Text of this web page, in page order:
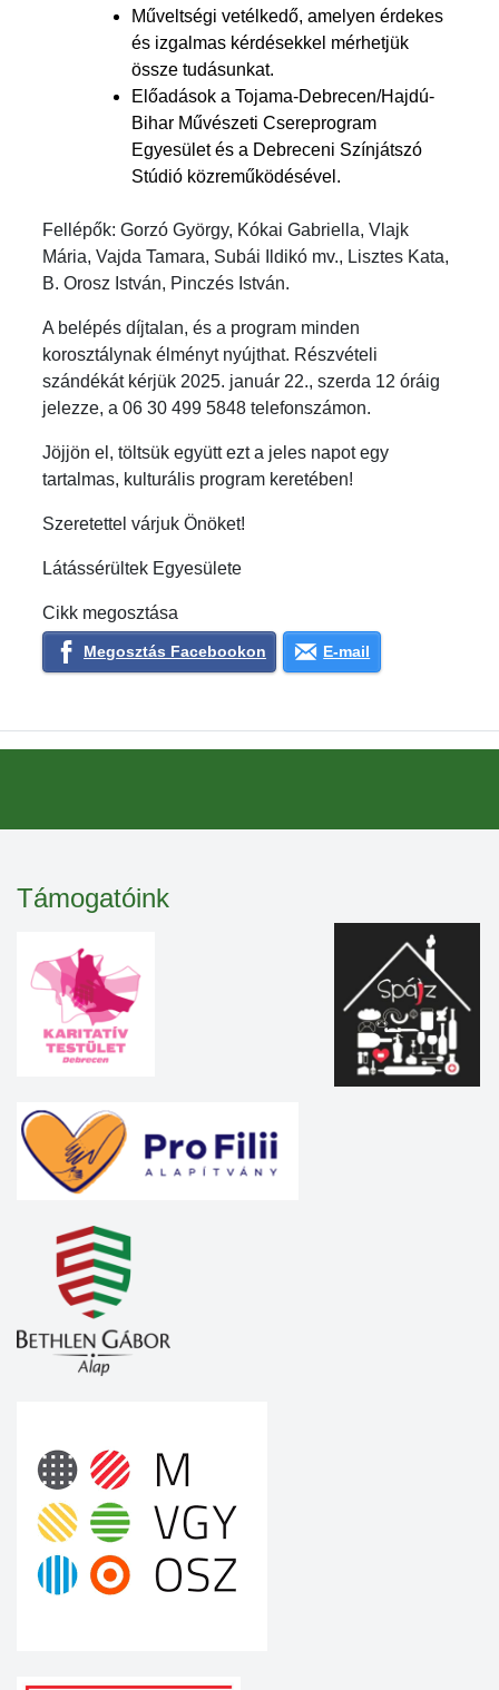
Műveltségi vetélkedő, amelyen érdekes
és izgalmas kérdésekkel mérhetjük
össze tudásunkat.
Előadások a Tojama-Debrecen/Hajdú-
Bihar Művészeti Csereprogram
Egyesület és a Debreceni Színjátszó
Stúdió közreműködésével.
Fellépők: Gorzó György, Kókai Gabriella, Vlajk
Mária, Vajda Tamara, Subái Ildikó mv., Lisztes Kata,
B. Orosz István, Pinczés István.
A belépés díjtalan, és a program minden
korosztálynak élményt nyújthat. Részvételi
szándékát kérjük 2025. január 22., szerda 12 óráig
jelezze, a 06 30 499 5848 telefonszámon.
Jöjjön el, töltsük együtt ezt a jeles napot egy
tartalmas, kulturális program keretében!
Szeretettel várjuk Önöket!
Látássérültek Egyesülete
Cikk megosztása
Megosztás Facebookon E-mail
Támogatóink